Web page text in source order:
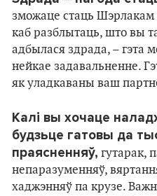
зможаце стаць
каб разблытаць, што вы
адбылася здрада, – гэта
нейкае задавальненне.
як уладкаваны ваш
Калі вы хочаце
будзьце гатовы да
праясненняў, гутарак,
непаразуменняў,
хаджэнняў па крузе.